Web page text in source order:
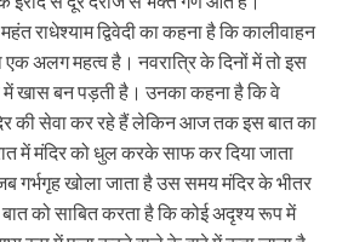
राधेश्याम द्विवेदी का कहना है कि कालीवाहन
अलग महत्व है। नवरात्रि के दिनों में तो इस
में खास बन पड़ती है। उनका कहना है कि वे
की सेवा कर रहे हैं लेकिन आज तक इस बात का
में मंदिर को धुल करके साफ कर दिया जाता
खोला जाता है उस समय मंदिर के भीतर
को साबित करता है कि कोई अदृश्य रूप में